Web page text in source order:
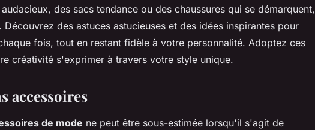
des sacs tendance ou des chaussures qui se démarquent,
des astuces astucieuses et des idées inspirantes pour
fois, tout en restant fidèle à votre personnalité. Adoptez ces
créativité s'exprimer à travers votre style unique.
accessoires
de mode ne peut être sous-estimée lorsqu'il s'agit de